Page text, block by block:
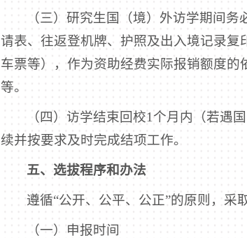
（三）研究生国（境）外访学期间
请表、往返登机牌、护照及出入境记录
车票等），作为资助经费实际报销额度
等。
（四）访学结束回校1个月内（若遇
续并按要求及时完成结项工作。
五、选拔程序和办法
遵循“公开、公平、公正”的原则，采
（一）申报时间